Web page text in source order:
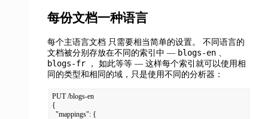
每份文档一种语言
每个主语言文档 只需要相当简单的设置。 不同语言的
文档被分别存放在不同的索引中 — blogs-en、
blogs-fr， 如此等等 — 这样每个索引就可以使用相
同的类型和相同的域，只是使用不同的分析器：
PUT /blogs-en
{